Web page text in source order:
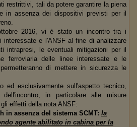
restrittivi, tali da potere garantire la piena
in assenza dei dispositivi previsti per il
2016, vi è stato un incontro tra i
interessate e l'ANSF al fine di analizzare
intrapresi, le eventuali mitigazioni per il
ferroviaria delle linee interessate e le
di mettere in sicurezza le
ed esclusivamente sull'aspetto tecnico,
in particolare alle misure
effetti della nota ANSF:
in assenza del sistema SCMT: la
agente abilitato in cabina per la